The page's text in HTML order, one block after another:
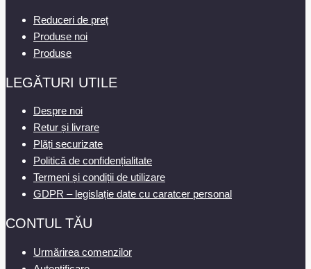
Reduceri de preț
Produse noi
Produse
LEGĂTURI UTILE
Despre noi
Retur și livrare
Plăți securizate
Politică de confidențialitate
Termeni și condiții de utilizare
GDPR – legislație date cu caratcer personal
CONTUL TĂU
Urmărirea comenzilor